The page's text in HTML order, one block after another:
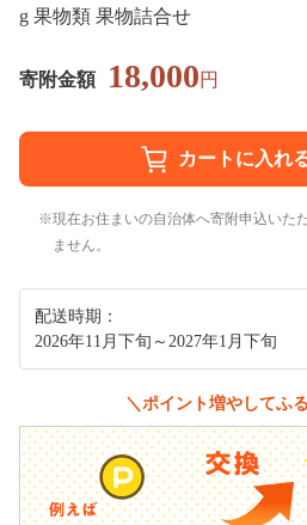
g 果物類 果物詰合せ
寄附金額 18,000円
現在お住まいの自治体へ寄附申込いた
ません。
配送時期：
2026年11月下旬～2027年1月下旬
＼ポイント増やしてふ